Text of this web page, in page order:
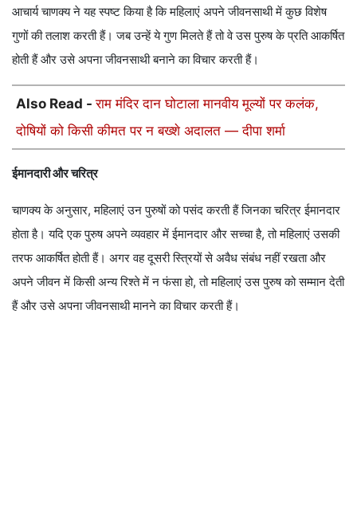
आचार्य चाणक्य ने यह स्पष्ट किया है कि महिलाएं अपने जीवनसाथी में कुछ विशेष
गुणों की तलाश करती हैं। जब उन्हें ये गुण मिलते हैं तो वे उस पुरुष के प्रति आकर्षित
होती हैं और उसे अपना जीवनसाथी बनाने का विचार करती हैं।
Also Read -राम मंदिर दान घोटाला मानवीय मूल्यों पर कलंक,
दोषियों को किसी कीमत पर न बख्शे अदालत — दीपा शर्मा
ईमानदारी और चरित्र
चाणक्य के अनुसार, महिलाएं उन पुरुषों को पसंद करती हैं जिनका चरित्र ईमानदार
होता है। यदि एक पुरुष अपने व्यवहार में ईमानदार और सच्चा है, तो महिलाएं उसकी
तरफ आकर्षित होती हैं। अगर वह दूसरी स्त्रियों से अवैध संबंध नहीं रखता और
अपने जीवन में किसी अन्य रिश्ते में न फंसा हो, तो महिलाएं उस पुरुष को सम्मान देती
हैं और उसे अपना जीवनसाथी मानने का विचार करती हैं।